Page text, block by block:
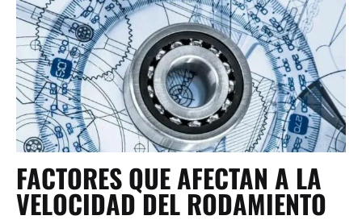
FACTORES QUE AFECTAN A LA
VELOCIDAD DEL RODAMIENTO